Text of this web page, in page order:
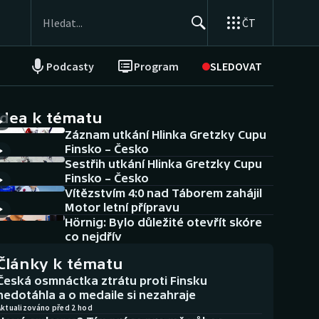
ČT
Podcasty Program SLEDOVAT
NEPŘEHLÉDNĚTE
Historické návraty
Aplikace ČT sport
AZ kvíz
k tématu
Záznam utkání Hlinka Gretzky Cupu
Finsko – Česko
Sestřih utkání Hlinka Gretzky Cupu
Finsko – Česko
Vítězstvím 4:0 nad Táborem zahájil
Motor letní přípravu
Hörnig: Bylo důležité otevřít skóre
co nejdřív
k tématu
osmnáctka ztrátu proti Finsku
a o medaile si nezahraje
před 2 hod